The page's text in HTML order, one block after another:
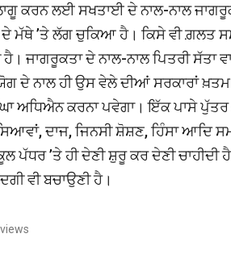
ਕਰਨ ਲਈ ਸਖਤਾਈ ਦੇ ਨਾਲ-ਨਾਲ
ਮੱਥੇ ’ਤੇ ਲੱਗ ਚੁਕਿਆ ਹੈ। ਕਿਸੇ ਵੀ ਗ਼ਲਤ
ਹੈ। ਜਾਗਰੂਕਤਾ ਦੇ ਨਾਲ-ਨਾਲ ਪਿਤਰੀ ਸੱਤਾ
ਦੇ ਨਾਲ ਹੀ ਉਸ ਵੇਲੇ ਦੀਆਂ ਸਰਕਾਰਾਂ
ਅਧਿਐਨ ਕਰਨਾ ਪਵੇਗਾ। ਇੱਕ ਪਾਸੇ
ਦਾਜ, ਜਿਨਸੀ ਸ਼ੋਸ਼ਣ, ਹਿੰਸਾ ਆਦਿ
ਪੱਧਰ ’ਤੇ ਹੀ ਦੇਣੀ ਸ਼ੁਰੂ ਕਰ ਦੇਣੀ
ਵੀ ਬਚਾਉਣੀ ਹੈ।